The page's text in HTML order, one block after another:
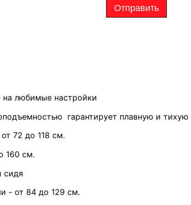
Отправить
на любимые настройки
гарантирует плавную и тихую
72 до 118 см.
160 см.
сидя
- от 84 до 129 см.